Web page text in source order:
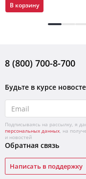
В корзину
8 (800) 700-8-700
Будьте в курсе
Подписываясь на рассылку, я
персональных данных, на
и новостей
Обратная связь
Написать в поддержку